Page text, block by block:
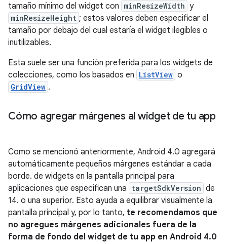
tamaño mínimo del widget con minResizeWidth y
minResizeHeight ; estos valores deben especificar el
tamaño por debajo del cual estaría el widget ilegibles o
inutilizables.
Esta suele ser una función preferida para los widgets de
colecciones, como los basados en ListView o
GridView .
Cómo agregar márgenes al widget de tu app
Como se mencionó anteriormente, Android 4.0 agregará
automáticamente pequeños márgenes estándar a cada
borde. de widgets en la pantalla principal para
aplicaciones que especifican una targetSdkVersion de
14. o una superior. Esto ayuda a equilibrar visualmente la
pantalla principal y, por lo tanto, te recomendamos que
no agregues márgenes adicionales fuera de la
forma de fondo del widget de tu app en Android 4.0